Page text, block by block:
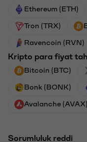
Ethereum (ETH)
Tron (TRX)
Ravencoin (RVN)
Kripto para fiyat
Bitcoin (BTC)
Bonk (BONK)
Avalanche (AVAX)
Sorumluluk reddi